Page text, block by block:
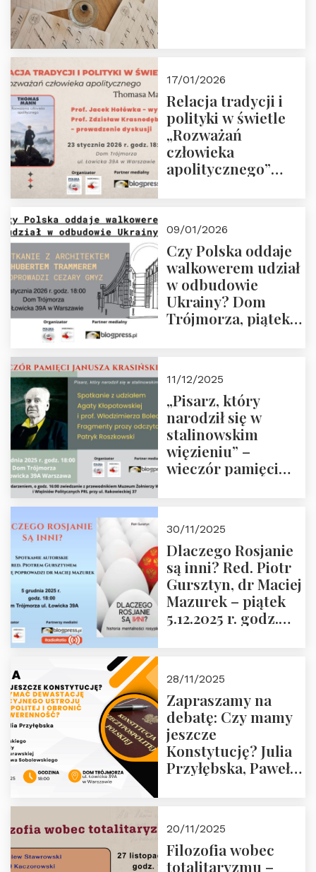
17/01/2026
Relacja tradycji i
polityki w świetle
„Rozważań
człowieka
apolitycznego”
godz. 18:00.
Zapraszamy!
09/01/2026
Czy Polska oddaje
walkowerem udział
w odbudowie
Ukrainy? Dom
Trójmorza, piątek
11/12/2025
„Pisarz, który
narodził się w
stalinowskim
więzieniu” –
wieczór pamięci
zwiedzanie
Muzeum Żołnierzy
Wyklętych i
Więźniów
Politycznych PRL o
godz. 16:00 – 19
30/11/2025
Dlaczego Rosjanie
są inni? Red. Piotr
Gursztyn, dr Maciej
Mazurek – piątek
5.12.2025 r. godz.
28/11/2025
Zapraszamy na
debatę: Czy mamy
jeszcze
Konstytucję? Julia
Przyłębska, Paweł
Przemysław
Sobolewski – 4
20/11/2025
Filozofia wobec
totalitaryzmu –